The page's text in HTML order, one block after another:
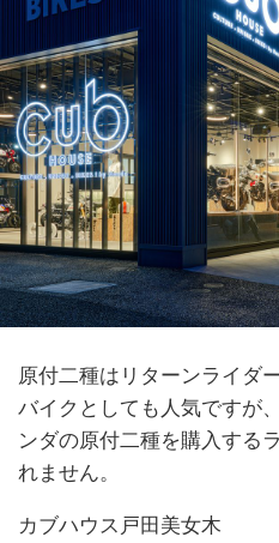
原付二種はリターンライダ
バイクとしても人気ですが
ンダの原付二種を購入する
れません。
カブハウス戸田美女木